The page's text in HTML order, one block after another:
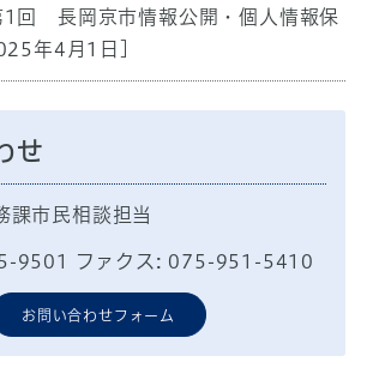
回 長岡京市情報公開・個人情報保
年4月1日]
せ
課市民相談担当
9501 ファクス: 075-951-5410
お問い合わせフォーム